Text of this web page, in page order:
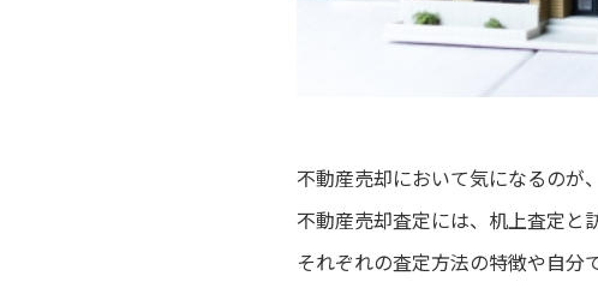
不動産売却において気になるのが
不動産売却査定には、机上査定と
それぞれの査定方法の特徴や自分